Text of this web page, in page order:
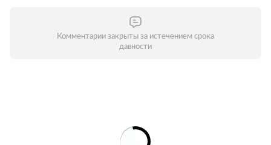
Комментарии закрыты за истечением срока
давности